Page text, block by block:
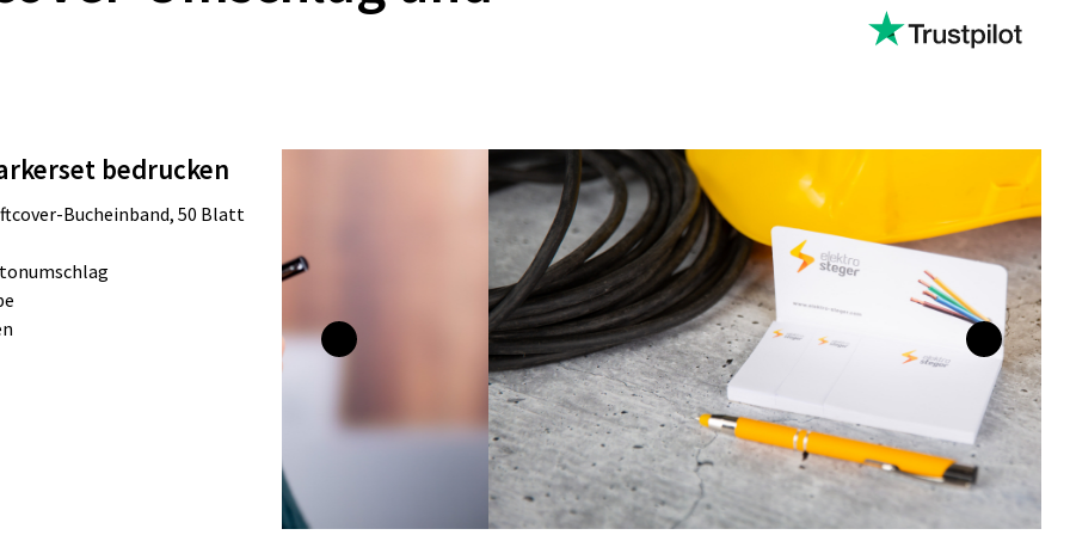
bedrucken
Bucheinband, 50 Blatt